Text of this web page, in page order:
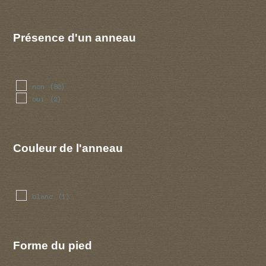
Présence d'un anneau
non (80)
oui (2)
Couleur de l'anneau
blanc (1)
Forme du pied